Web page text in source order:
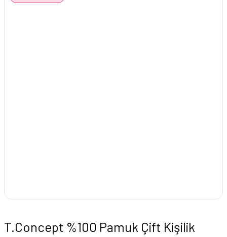
T.Concept %100 Pamuk Çift Kişilik